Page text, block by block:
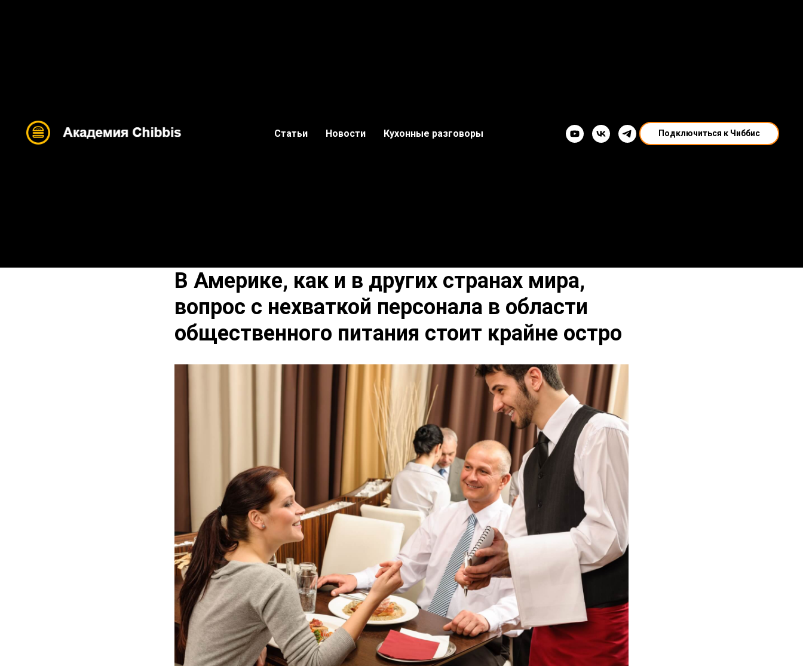
Статьи Новости Кухонные разговоры Подключиться к Чиббис
В Америке, как и в других странах мира,
вопрос с нехваткой персонала в области
общественного питания стоит крайне остро